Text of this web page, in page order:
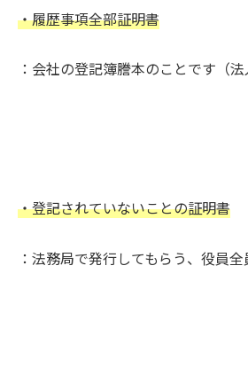
・履歴事項全部証明書
：会社の登記簿謄本のことです（法
・登記されていないことの証明書
：法務局で発行してもらう、役員全